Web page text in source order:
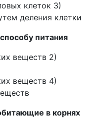
клеток 3)
деления клетки
питания
веществ 2)
веществ 4)
в корнях